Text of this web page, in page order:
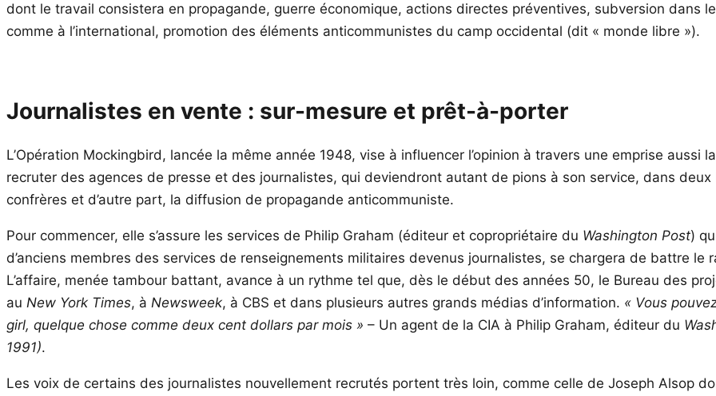
dont le travail consistera en propagande, guerre économique, actions directes préventives, subversion dans
comme à l’international, promotion des éléments anticommunistes du camp occidental (dit « monde libre »).
Journalistes en vente : sur-mesure et prêt-à-porter
L’Opération Mockingbird, lancée la même année 1948, vise à influencer l’opinion à travers une emprise aussi
recruter des agences de presse et des journalistes, qui deviendront autant de pions à son service, dans deux
confrères et d’autre part, la diffusion de propagande anticommuniste.
Pour commencer, elle s’assure les services de Philip Graham (éditeur et copropriétaire du Washington Post)
d’anciens membres des services de renseignements militaires devenus journalistes, se chargera de battre le
L’affaire, menée tambour battant, avance à un rythme tel que, dès le début des années 50, le Bureau des
au New York Times, à Newsweek, à CBS et dans plusieurs autres grands médias d’information. « Vous
girl, quelque chose comme deux cent dollars par mois » – Un agent de la CIA à Philip Graham, éditeur du
1991).
Les voix de certains des journalistes nouvellement recrutés portent très loin, comme celle de Joseph Alsop